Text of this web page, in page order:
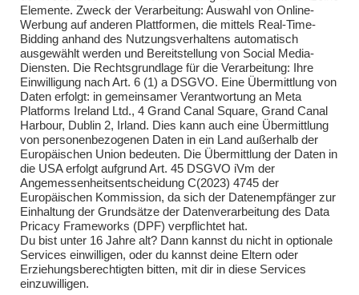
Impressum
Impressum
Kontakt
Kontakt
Brandsicherheitswache
Brandsicherheitswache
Elemente. Zweck der Verarbeitung: Auswahl von Online-
Werbung auf anderen Plattformen, die mittels Real-Time-
Bidding anhand des Nutzungsverhaltens automatisch
ausgewählt werden und Bereitstellung von Social Media-
Diensten. Die Rechtsgrundlage für die Verarbeitung: Ihre
Einwilligung nach Art. 6 (1) a DSGVO. Eine Übermittlung von
Daten erfolgt: in gemeinsamer Verantwortung an Meta
Platforms Ireland Ltd., 4 Grand Canal Square, Grand Canal
Harbour, Dublin 2, Irland. Dies kann auch eine Übermittlung
von personenbezogenen Daten in ein Land außerhalb der
Europäischen Union bedeuten. Die Übermittlung der Daten in
die USA erfolgt aufgrund Art. 45 DSGVO iVm der
Angemessenheitsentscheidung C(2023) 4745 der
Europäischen Kommission, da sich der Datenempfänger zur
Einhaltung der Grundsätze der Datenverarbeitung des Data
Pricacy Frameworks (DPF) verpflichtet hat.
Du bist unter 16 Jahre alt? Dann kannst du nicht in optionale
Services einwilligen, oder du kannst deine Eltern oder
Erziehungsberechtigten bitten, mit dir in diese Services
einzuwilligen.